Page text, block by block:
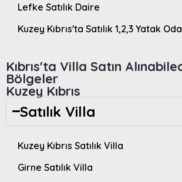
Lefke Satılık Daire
Kuzey Kıbrıs'ta Satılık 1,2,3 Yatak
Kıbrıs'ta Villa Satın
Bölgeler
Kuzey Kıbrıs
Satılık Villa
Kuzey Kıbrıs Satılık Villa
Girne Satılık Villa